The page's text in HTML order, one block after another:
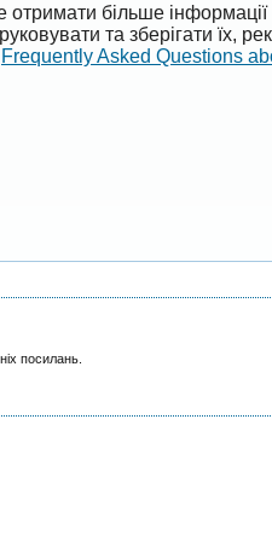
отримати більше
та зберігати їх,
Frequently Asked Questions
посилань.